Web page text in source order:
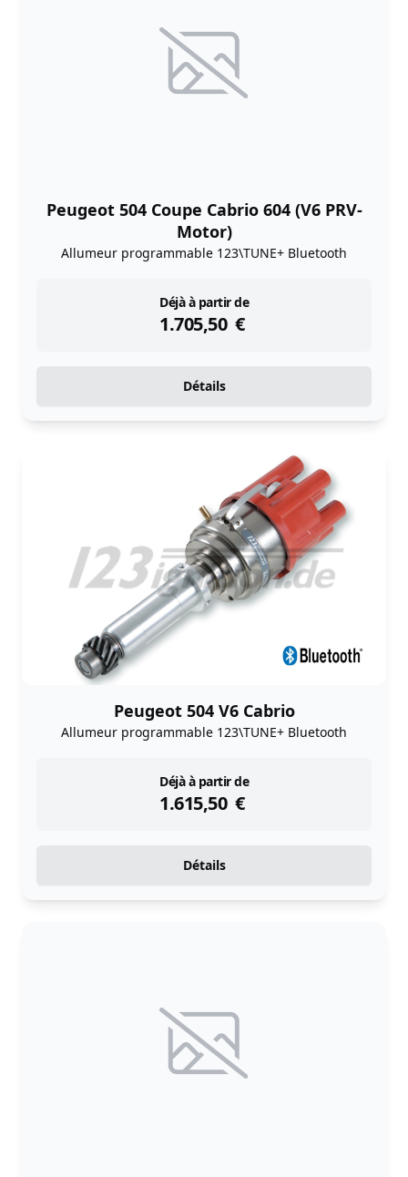
Peugeot 504 Coupe Cabrio 604 (V6 PRV-
Motor)
Allumeur programmable 123\TUNE+ Bluetooth
Déjà à partir de
1.705,50 €
instock
Détails
Peugeot 504 V6 Cabrio
Allumeur programmable 123\TUNE+ Bluetooth
Déjà à partir de
1.615,50 €
instock
Détails